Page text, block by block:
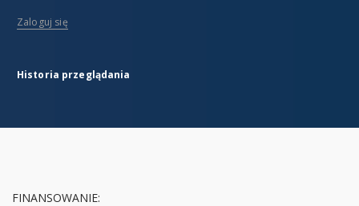
Zaloguj się
Historia przeglądania
FINANSOWANIE: